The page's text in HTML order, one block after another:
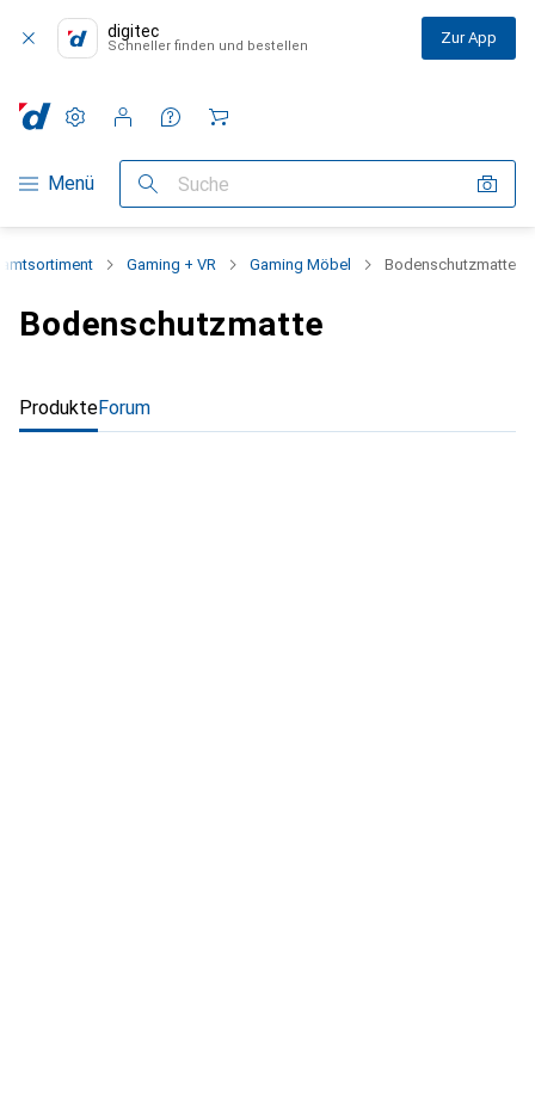
digitec
Schneller finden und bestellen Zur App
Navigation nach Kategorien
Menü Suche
Einstellungen
Kundenkonto
Vergleichslisten
Merklisten
Warenkorb
Gaming + VR Gaming Möbel Bodenschutzmatte
Bodenschutzmatte
ProdukteForum